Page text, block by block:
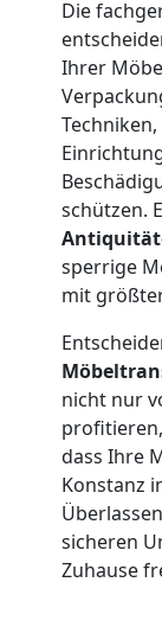
Die
Ihrer
schützen.
sperrige
mit
nicht nur
dass Ihre
Konstanz
sicheren
Zuhause
Full-
Umzug